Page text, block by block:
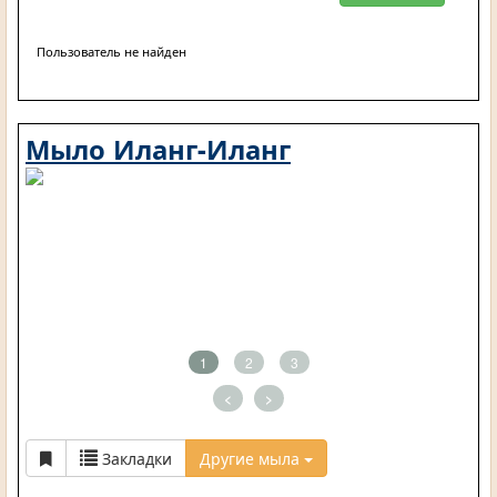
Пользователь не найден
Мыло Иланг-Иланг
1 2 3
< >
Закладки Другие мыла